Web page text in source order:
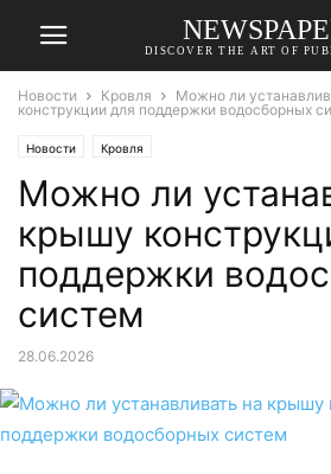
DISCOVER THE ART OF
Новости Кровля
Можно ли
конструкции для поддержки водосборных
Новости Кровля
Можно ли
крышу
поддержки
систем
28.06.2026